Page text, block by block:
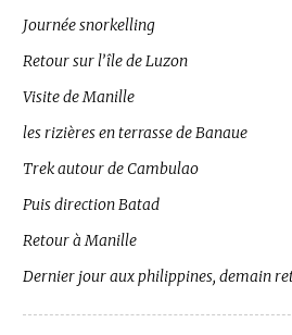
Journée snorkelling
Retour sur l’île de Luzon
Visite de Manille
les rizières en terrasse de Banaue
Trek autour de Cambulao
Puis direction Batad
Retour à Manille
Dernier jour aux philippines, demain